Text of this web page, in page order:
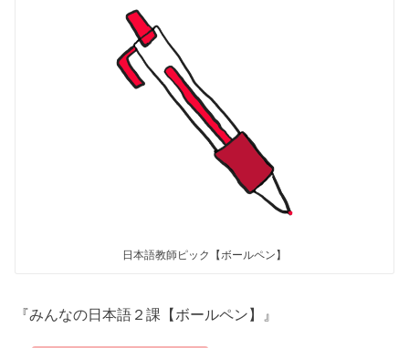
日本語教師ピック【ボールペン】
『みんなの日本語２課【ボールペン】』